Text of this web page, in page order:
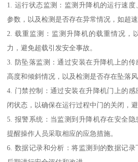
1. 运行状态监测：监测升降机的运行速
参数，以及检测是否存在异常情况，如超速
2. 载重监测：监测升降机的载重情况，
力，避免超载引发安全事故。
3. 防坠落监测：通过安装在升降机上的
高度和倾斜情况，以及检测是否存在坠落
4. 门禁控制：通过安装在升降机门上的
闭状态，以确保在运行过程中门的关闭，
5. 报警系统：当监测到升降机存在安全
提醒操作人员采取相应的应急措施。
6. 数据记录和分析：将监测到的数据记